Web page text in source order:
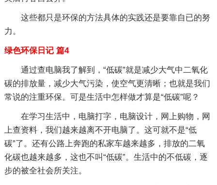
这些都只是环保的方法具体的实践还是要靠自已的努
力。
绿色环保日记 篇4
通过查电脑我了解到，“低碳”就是减少大气中二氧化
碳的排放量，减少大气污染，使空气更清晰；也就是我们
常说的注重环保。可是生活中怎样做才算是“低碳”呢？
在学习生活中，电脑打字，电脑设计，网上购物，网
上查资料，我们越来越离不开电脑了。这可就不是“低
碳”了。还有公路上奔跑的私家车越来越多，排放的二氧
化碳也越来越多，这也不叫“低碳”。生活中的不低碳，逐
步的被全社会所关注。